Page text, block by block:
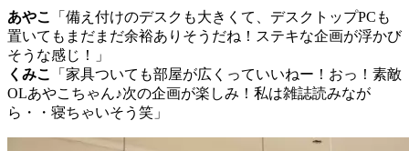
あやこ
「備え付けのデスクも大きくて、デスクトップPCも
置いてもまだまだ余裕ありそうだね！ステキな企画が浮かび
そうな感じ！」
くみこ
「家具ついても部屋が広くっていいねー！おっ！素敵
OLあやこちゃん♪次の企画が楽しみ！私は雑誌読みなが
ら・・寝ちゃいそう笑」